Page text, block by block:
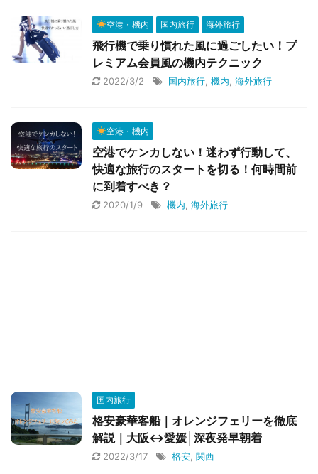
空港・機内 国内旅行 海外旅行
飛行機で乗り慣れた風に過ごしたい！プ
レミアム会員風の機内テクニック
2022/3/2 国内旅行 機内 海外旅行
空港・機内
空港でケンカしない！迷わず行動して、
快適な旅行のスタートを切る！何時間前
に到着すべき？
2020/1/9 機内 海外旅行
国内旅行
格安豪華客船｜オレンジフェリーを徹底
解説｜大阪↔愛媛│深夜発早朝着
2022/3/17 格安 関西